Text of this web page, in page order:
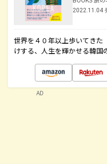
2022.11.04
世界を４０年以上歩いてきた
けする、人生を輝かせる韓国
AD